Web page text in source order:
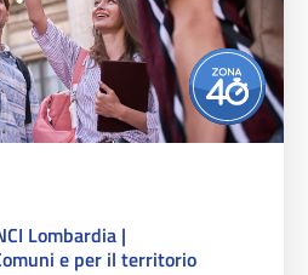
Lombardia |
e per il territorio